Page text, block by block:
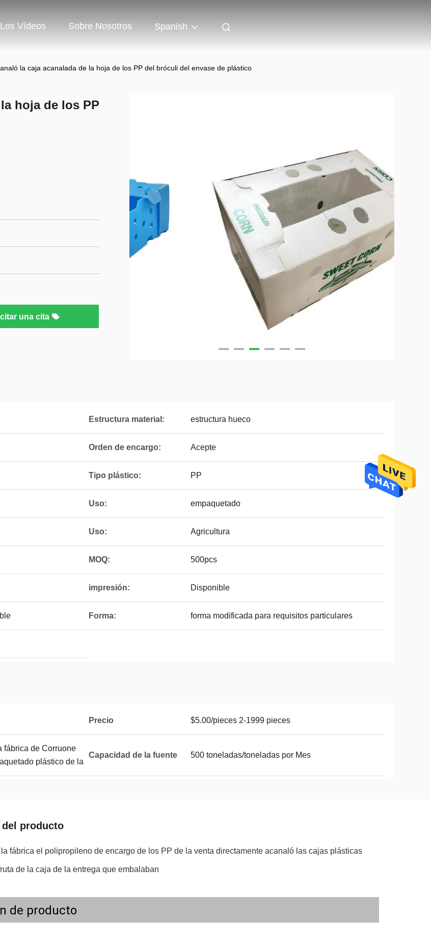
Los Vídeos Sobre Nosotros Spanish
la caja acanalada de la hoja de los PP del bróculi del envase de plástico
hoja de los PP
una cita
Estructura material: estructura hueco
Orden de encargo: Acepte
Tipo plástico: PP
Uso: empaquetado
Uso: Agricultura
MOQ: 500pcs
impresión: Disponible
Forma: forma modificada para requisitos particulares
Precio $5.00/pieces 2-1999 pieces
fábrica de Corruone
plástico de la
Capacidad de la fuente 500 toneladas/toneladas por Mes
producto
fábrica el polipropileno de encargo de los PP de la venta directamente acanaló las cajas plásticas
de la caja de la entrega que embalaban
de producto